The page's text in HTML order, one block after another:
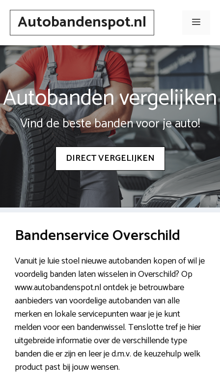
Spring
inhoudAutobandenspot.nl Menu
Autobanden vergelijken
Vind de beste banden voor je auto!
DIRECT VERGELIJKEN
Bandenservice Overschild
Vanuit je luie stoel nieuwe autobanden kopen of wil je
voordelig banden laten wisselen in Overschild? Op
www.autobandenspot.nl ontdek je betrouwbare
aanbieders van voordelige autobanden van alle
merken en lokale servicepunten waar je je kunt
melden voor een bandenwissel. Tenslotte tref je hier
uitgebreide informatie over de verschillende type
banden die er zijn en leer je d.m.v. de keuzehulp welk
product past bij jouw wensen.